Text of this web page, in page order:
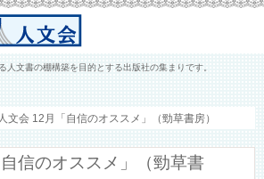
人文書の棚構築を目的とする出版社の集まりです。
人文会 12月「自信のオススメ」（勁草書房）
信のオススメ」（勁草書